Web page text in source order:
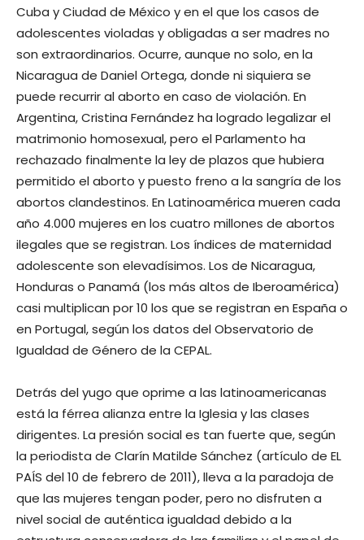
Cuba y Ciudad de México y en el que los casos de
adolescentes violadas y obligadas a ser madres no
son extraordinarios. Ocurre, aunque no solo, en la
Nicaragua de Daniel Ortega, donde ni siquiera se
puede recurrir al aborto en caso de violación. En
Argentina, Cristina Fernández ha logrado legalizar el
matrimonio homosexual, pero el Parlamento ha
rechazado finalmente la ley de plazos que hubiera
permitido el aborto y puesto freno a la sangría de los
abortos clandestinos. En Latinoamérica mueren cada
año 4.000 mujeres en los cuatro millones de abortos
ilegales que se registran. Los índices de maternidad
adolescente son elevadísimos. Los de Nicaragua,
Honduras o Panamá (los más altos de Iberoamérica)
casi multiplican por 10 los que se registran en España o
en Portugal, según los datos del Observatorio de
Igualdad de Género de la CEPAL.
Detrás del yugo que oprime a las latinoamericanas
está la férrea alianza entre la Iglesia y las clases
dirigentes. La presión social es tan fuerte que, según
la periodista de Clarín Matilde Sánchez (artículo de EL
PAÍS del 10 de febrero de 2011), lleva a la paradoja de
que las mujeres tengan poder, pero no disfruten a
nivel social de auténtica igualdad debido a la